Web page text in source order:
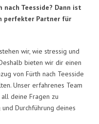
nach Teesside? Dann ist
perfekter Partner für
wir, wie stressig und
bieten wir dir einen
von Fürth nach Teesside
Unser erfahrenes Team
deine Fragen zu
Durchführung deines